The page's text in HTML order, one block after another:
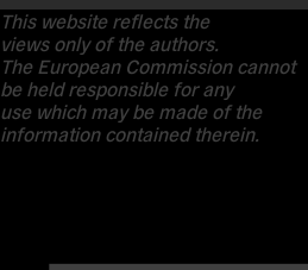
This website reflects the
views only of the authors.
The European Commission cannot
be held responsible for any
use which may be made of the
information contained therein.